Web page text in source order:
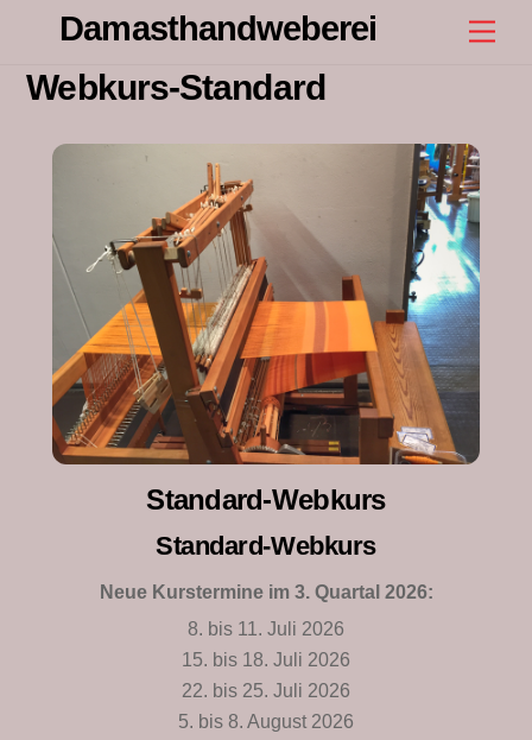
content
Damasthandweberei
Webkurs-Standard
Standard-Webkurs
Standard-Webkurs
Neue Kurstermine im 3. Quartal 2026:
8. bis 11. Juli 2026
15. bis 18. Juli 2026
22. bis 25. Juli 2026
5. bis 8. August 2026